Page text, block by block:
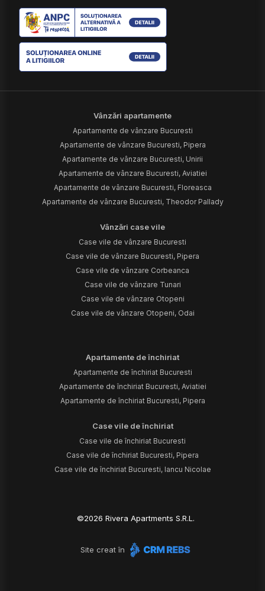
Vânzări apartamente
Apartamente de vânzare Bucuresti
Apartamente de vânzare Bucuresti, Pipera
Apartamente de vânzare Bucuresti, Unirii
Apartamente de vânzare Bucuresti, Aviatiei
Apartamente de vânzare Bucuresti, Floreasca
Apartamente de vânzare Bucuresti, Theodor Pallady
Vânzări case vile
Case vile de vânzare Bucuresti
Case vile de vânzare Bucuresti, Pipera
Case vile de vânzare Corbeanca
Case vile de vânzare Tunari
Case vile de vânzare Otopeni
Case vile de vânzare Otopeni, Odai
Apartamente de închiriat
Apartamente de închiriat Bucuresti
Apartamente de închiriat Bucuresti, Aviatiei
Apartamente de închiriat Bucuresti, Pipera
Case vile de închiriat
Case vile de închiriat Bucuresti
Case vile de închiriat Bucuresti, Pipera
Case vile de închiriat Bucuresti, Iancu Nicolae
©2026 Rivera Apartments S.R.L.
Site creat în